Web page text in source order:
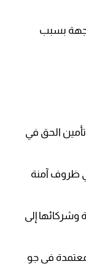
بسبب
الحق في
ظروف آمنة
وشركائها إلى
في جو